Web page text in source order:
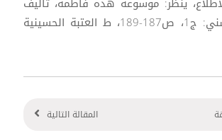
السيد نبل الحسني: ج1، ص187-189، ط العتبة الحسينية
المقالة التالية